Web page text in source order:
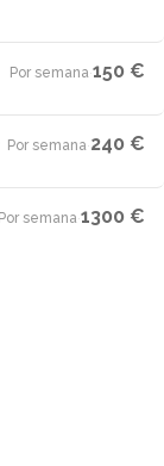
Por semana·150 €
Por semana·240 €
Por semana·1300 €